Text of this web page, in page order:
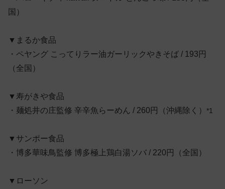
国）
▼まるか食品
・ペヤング こってりラー油ガーリックやきそば / 193円
（全国）
▼寿がきや食品
・麺処井の庄監修 辛辛魚らーめん / 260円（沖縄除く） *1
▼サンポー食品
・博多華味鳥監修 博多極上鶏白湯ソバ / 220円（全国）
▼ローソン